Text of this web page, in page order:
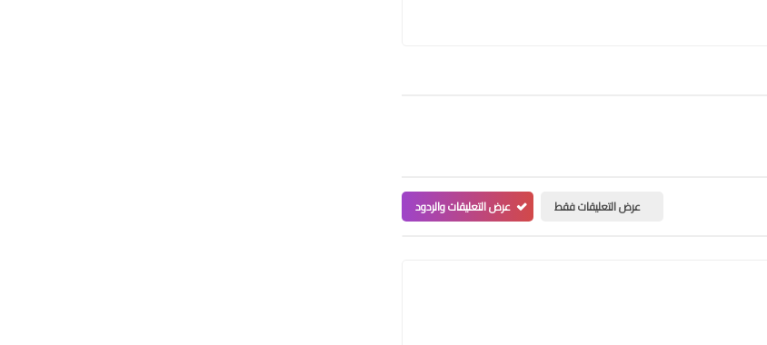
عرض التعليقات فقط عرض التعليقات والردود